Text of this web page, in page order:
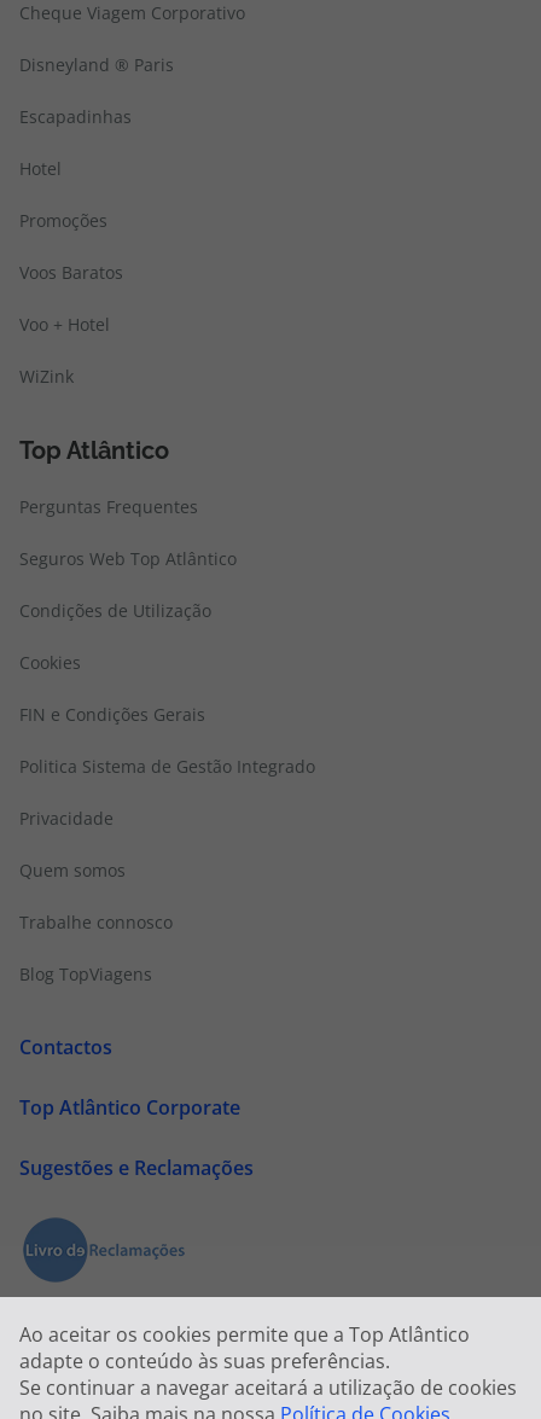
Ao aceitar os cookies permite que a Top Atlântico
adapte o conteúdo às suas preferências.
Se continuar a navegar aceitará a utilização de cookies
Cheque Viagem Corporativo
Disneyland ® Paris
Escapadinhas
Hotel
Promoções
Voos Baratos
Voo + Hotel
WiZink
Top Atlântico
Perguntas Frequentes
Seguros Web Top Atlântico
Condições de Utilização
Cookies
FIN e Condições Gerais
Politica Sistema de Gestão Integrado
Privacidade
Quem somos
Trabalhe connosco
Blog TopViagens
Contactos
Top Atlântico Corporate
Sugestões e Reclamações